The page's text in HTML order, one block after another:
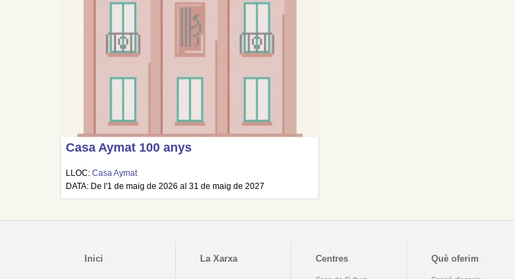
Casa Aymat 100 anys
LLOC:Casa Aymat
DATA: De l'1 de maig de 2026 al 31 de maig de 2027
Inici La Xarxa Centres Què oferim